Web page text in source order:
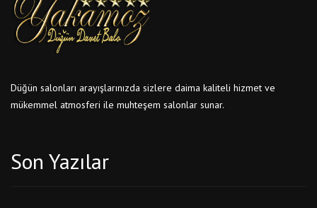
Düğün salonları arayışlarınızda sizlere daima kaliteli hizmet ve
mükemmel atmosferi ile muhteşem salonlar sunar.
Son Yazılar